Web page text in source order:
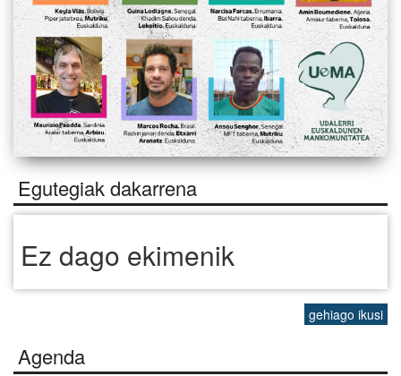
Egutegiak dakarrena
Ez dago ekimenik
gehiago ikusi
Agenda